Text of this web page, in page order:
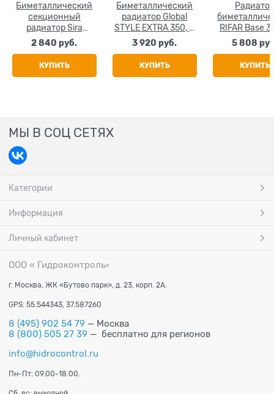
Биметаллический
секционный
радиатор Sira
GlaDiator 350, 4
секции
2 840 руб.
КУПИТЬ
Биметаллический
радиатор Global
STYLE EXTRA 350, 4
секции
3 920 руб.
КУПИТЬ
RIFAR Base
секции
5 808
КУПИТЬ
МЫ В СОЦ СЕТЯХ
Категории
Информация
Личный кабинет
ООО « Гидроконтроль»
г. Москва, ЖК «Бутово парк», д. 23, корп. 2А.
GPS: 55.544343, 37.587260
8 (495) 902 54 79 — Москва
8 (800) 505 27 39 — бесплатно для регионов
info@hidrocontrol.ru
Пн-Пт: 09.00-18.00.